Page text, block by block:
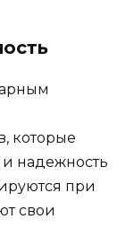
которые
надежность
при
свои